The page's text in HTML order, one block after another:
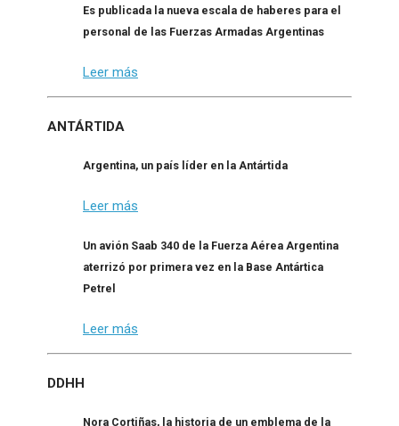
Es publicada la nueva escala de haberes para el
personal de las Fuerzas Armadas Argentinas
Leer más
ANTÁRTIDA
Argentina, un país líder en la Antártida
Leer más
Un avión Saab 340 de la Fuerza Aérea Argentina
aterrizó por primera vez en la Base Antártica
Petrel
Leer más
DDHH
Nora Cortiñas, la historia de un emblema de la